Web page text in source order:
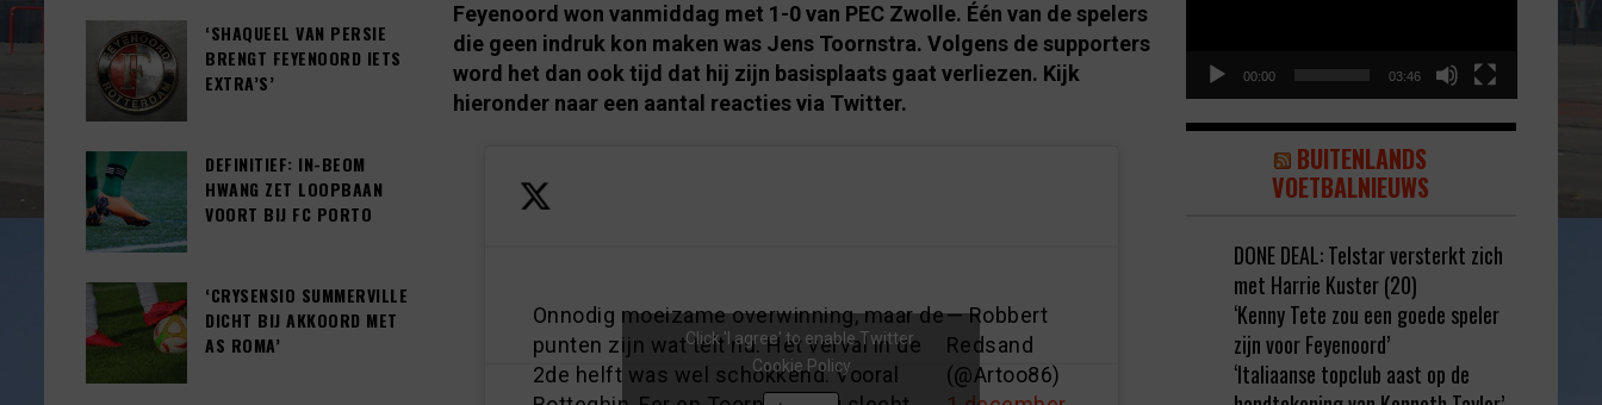
Feyenoord won vanmiddag met 1-0 van PEC Zwolle. Één van de spelers
die geen indruk kon maken was Jens Toornstra. Volgens de supporters
word het dan ook tijd dat hij zijn basisplaats gaat verliezen. Kijk
hieronder naar een aantal reacties via Twitter.
Onnodig moeizame overwinning, maar de
punten zijn wat telt nu. Het verval in de
2de helft was wel schokkend. Vooral
— Robbert
Redsand
(@Artoo86)
Click 'I agree' to enable Twitter
Cookie Policy
‘SHAQUEEL VAN PERSIE
BRENGT FEYENOORD IETS
EXTRA’S’
DEFINITIEF: IN-BEOM
HWANG ZET LOOPBAAN
VOORT BIJ FC PORTO
‘CRYSENSIO SUMMERVILLE
DICHT BIJ AKKOORD MET
AS ROMA’
00:00 03:46
BUITENLANDS
VOETBALNIEUWS
DONE DEAL: Telstar versterkt zich
met Harrie Kuster (20)
‘Kenny Tete zou een goede speler
zijn voor Feyenoord’
‘Italiaanse topclub aast op de